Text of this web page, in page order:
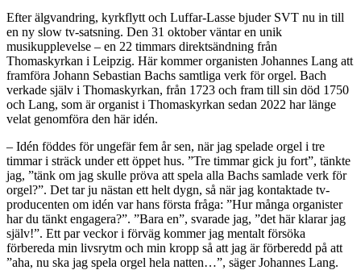
Efter älgvandring, kyrkflytt och Luffar-Lasse bjuder SVT nu in till
en ny slow tv-satsning. Den 31 oktober väntar en unik
musikupplevelse – en 22 timmars direktsändning från
Thomaskyrkan i Leipzig. Här kommer organisten Johannes Lang att
framföra Johann Sebastian Bachs samtliga verk för orgel. Bach
verkade själv i Thomaskyrkan, från 1723 och fram till sin död 1750
och Lang, som är organist i Thomaskyrkan sedan 2022 har länge
velat genomföra den här idén.
– Idén föddes för ungefär fem år sen, när jag spelade orgel i tre
timmar i sträck under ett öppet hus. ”Tre timmar gick ju fort”, tänkte
jag, ”tänk om jag skulle pröva att spela alla Bachs samlade verk för
orgel?”. Det tar ju nästan ett helt dygn, så när jag kontaktade tv-
producenten om idén var hans första fråga: ”Hur många organister
har du tänkt engagera?”. ”Bara en”, svarade jag, ”det här klarar jag
själv!”. Ett par veckor i förväg kommer jag mentalt försöka
förbereda min livsrytm och min kropp så att jag är förberedd på att
”aha, nu ska jag spela orgel hela natten…”, säger Johannes Lang.